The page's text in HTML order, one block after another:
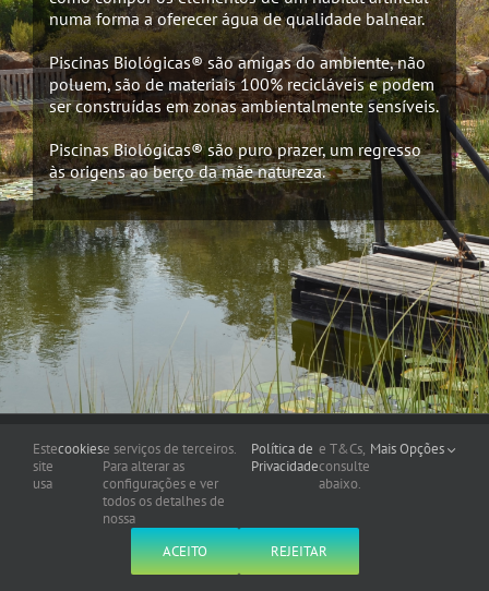
numa forma a oferecer água de qualidade balnear.
Piscinas Biológicas® são amigas do ambiente, não
poluem, são de materiais 100% recicláveis e podem
ser construídas em zonas ambientalmente sensíveis.
Piscinas Biológicas® são puro prazer, um regresso
às origens ao berço da mãe natureza.
© Copyright2026 | BIO PISCINAS LDA | webdesign byGOBIUS| All Rights
Reserved | Piscinas Biológicas® is a registered trade mark of BIO PISCINAS
Este
site
usa
cookiese serviços de terceiros.
Para alterar as
configurações e ver
todos os detalhes de
nossa
Política de
Privacidade
e T&Cs,
consulte
abaixo.
Mais Opções
ACEITO REJEITAR